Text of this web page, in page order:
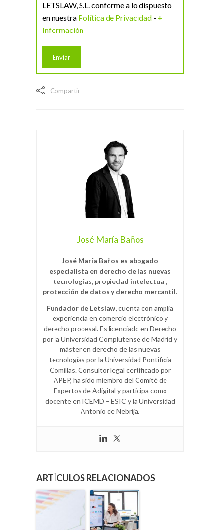
LETSLAW, S.L. conforme a lo dispuesto
en nuestra Política de Privacidad - +
Información
Compartir
José María Baños
José María Baños es abogado
especialista en derecho de las nuevas
tecnologías, propiedad intelectual,
protección de datos y derecho mercantil.
Fundador de Letslaw,cuenta con amplia
experiencia en comercio electrónico y
derecho procesal. Es licenciado en Derecho
por la Universidad Complutense de Madrid y
máster en derecho de las nuevas
tecnologías por la Universidad Pontificia
Comillas. Consultor legal certificado por
APEP, ha sido miembro del Comité de
Expertos de Adigital y participa como
docente en ICEMD – ESIC y la Universidad
Antonio de Nebrija.
ARTÍCULOS RELACIONADOS